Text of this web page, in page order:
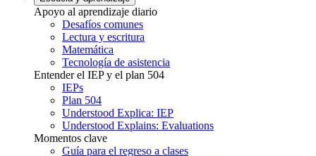
Apoyo al aprendizaje diario
Desafíos comunes
Lectura y escritura
Matemática
Tecnología de asistencia
Entender el IEP y el plan 504
IEPs
Plan 504
Understood Explica: IEP
Understood Explains: Evaluations
Momentos clave
Guía para el regreso a clases